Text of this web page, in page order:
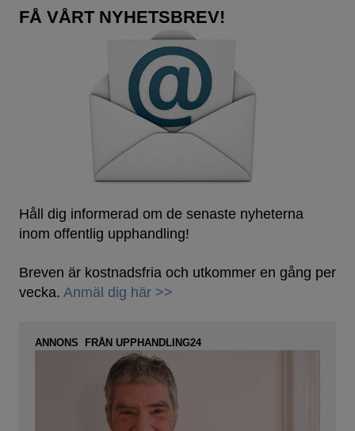
FÅ VÅRT NYHETSBREV!
Håll dig informerad om de senaste nyheterna
inom offentlig upphandling!
Breven är kostnadsfria och utkommer en gång per
vecka. Anmäl dig här >>
ANNONS FRÅN UPPHANDLING24